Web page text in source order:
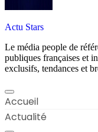
Actu Stars
Le média people de
publiques françaises et
exclusifs, tendances et
Accueil
Actualité